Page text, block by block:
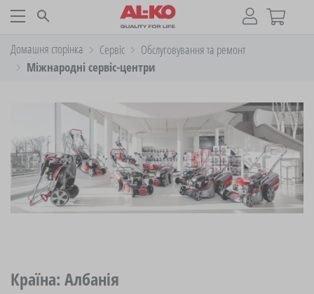
Домашня сторінка Cервіс
Обслуговування та ремонт
Міжнародні сервіс-центри
Країна: Албанія